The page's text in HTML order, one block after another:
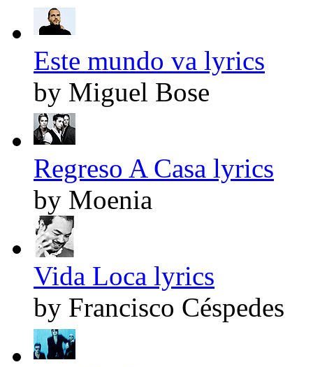
Este mundo va lyrics
by Miguel Bose
Regreso A Casa lyrics
by Moenia
Vida Loca lyrics
by Francisco Céspedes